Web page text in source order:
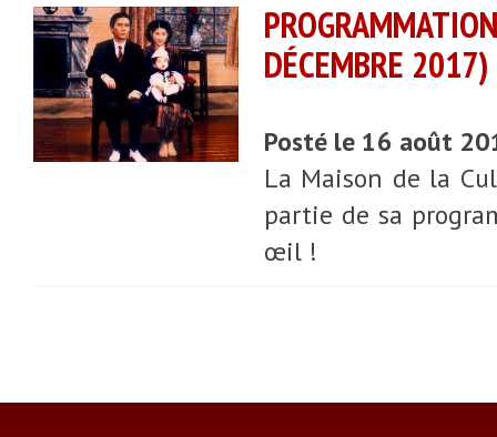
DÉCEMBRE 2017)
Posté le 16 août
La Maison de la
partie de sa
œil !